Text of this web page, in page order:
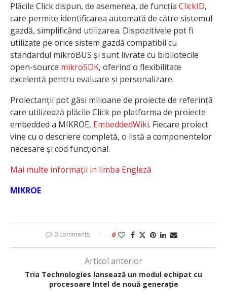
Plăcile Click dispun, de asemenea, de funcția ClickID,
care permite identificarea automată de către sistemul
gazdă, simplificând utilizarea. Dispozitivele pot fi
utilizate pe orice sistem gazdă compatibil cu
standardul mikroBUS și sunt livrate cu bibliotecile
open-source mikroSDK, oferind o flexibilitate
excelentă pentru evaluare și personalizare.
Proiectanții pot găsi milioane de proiecte de referință
care utilizează plăcile Click pe platforma de proiecte
embedded a MIKROE, EmbeddedWiki. Fiecare proiect
vine cu o descriere completă, o listă a componentelor
necesare și cod funcțional.
Mai multe informații in limba Engleză
MIKROE
0 comments 0
Articol anterior
Tria Technologies lansează un modul echipat cu
procesoare Intel de nouă generație